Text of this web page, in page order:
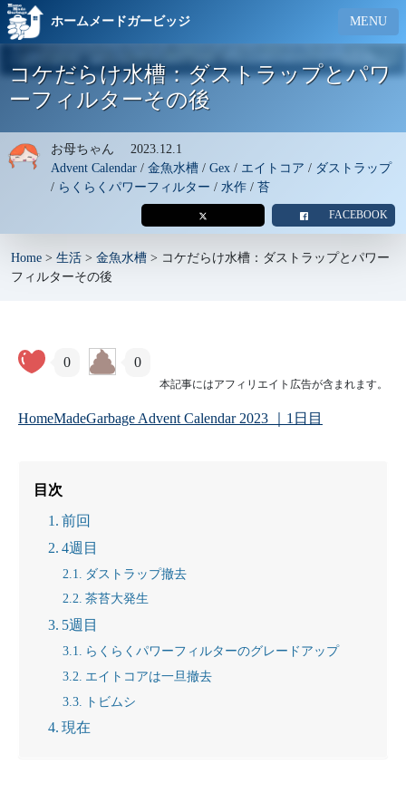
ホームメードガービッジ MENU
コケだらけ水槽：ダストラップとパワ
ーフィルターその後
お母ちゃん 2023.12.1
Advent Calendar / 金魚水槽 / Gex / エイトコア / ダストラップ
/ らくらくパワーフィルター / 水作 / 苔
FACEBOOK
Home > 生活 > 金魚水槽 > コケだらけ水槽：ダストラップとパワー
フィルターその後
本記事にはアフィリエイト広告が含まれます。
0 0
HomeMadeGarbage Advent Calendar 2023 ｜1日目
目次
前回
4週目
ダストラップ撤去
茶苔大発生
5週目
らくらくパワーフィルターのグレードアップ
エイトコアは一旦撤去
トビムシ
現在